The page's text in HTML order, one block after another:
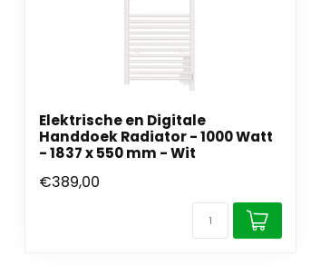
Elektrische en Digitale
Handdoek Radiator - 1000 Watt
- 1837 x 550 mm - Wit
€389,00